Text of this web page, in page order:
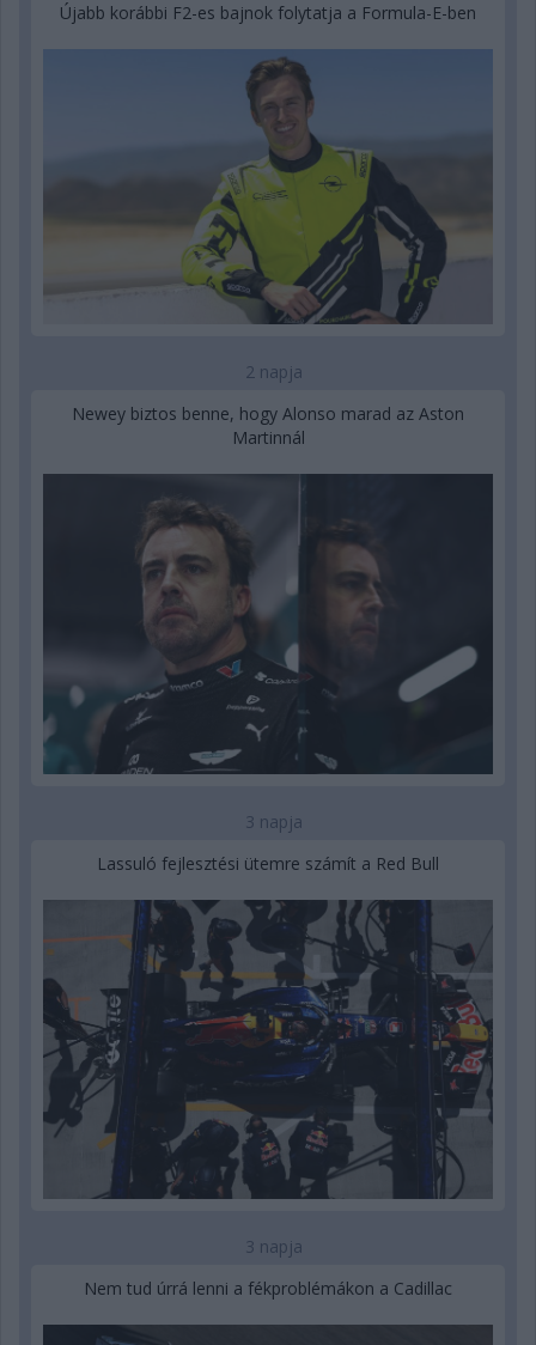
Újabb korábbi F2-es bajnok folytatja a Formula-E-ben
2 napja
Newey biztos benne, hogy Alonso marad az Aston
Martinnál
3 napja
Lassuló fejlesztési ütemre számít a Red Bull
3 napja
Nem tud úrrá lenni a fékproblémákon a Cadillac